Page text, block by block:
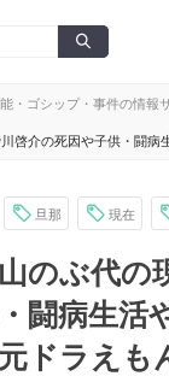
・ゴシップ・事件の情報
啓介の死因や子供・闘病
旦那 現在
のぶ代の
闘病生活
元ドラえも